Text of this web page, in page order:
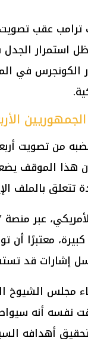
ترامب عقب
ظل استمرار
الكونجرس في
من تصويت
أن هذا الموقف
بالملف
عبر
معتبرًا
إشارات قد
مجلس الشيوخ
نفسه أنه
أهدافه